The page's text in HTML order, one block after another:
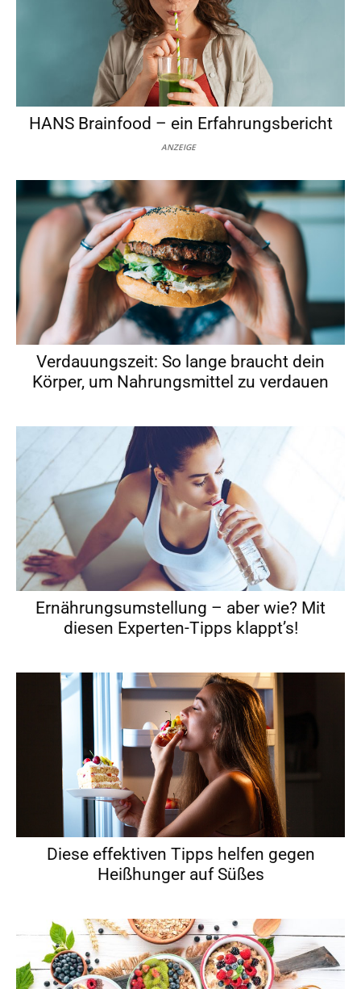
HANS Brainfood – ein Erfahrungsbericht
ANZEIGE
Verdauungszeit: So lange braucht dein
Körper, um Nahrungsmittel zu verdauen
Ernährungsumstellung – aber wie? Mit
diesen Experten-Tipps klappt’s!
Diese effektiven Tipps helfen gegen
Heißhunger auf Süßes